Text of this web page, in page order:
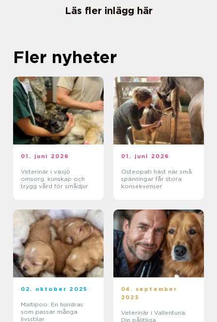
Läs fler inlägg här
Fler nyheter
01. juni 2026
Veterinär i växjö
omsorg, kunskap och
trygg vård för smådjur
01. juni 2026
Osteopati häst när små
spänningar får stora
konsekvenser
02. oktober 2025
Maltipoo: En hundras
som passar många
livsstilar
04. september
2025
Veterinär i Vallentuna:
Din pålitliga